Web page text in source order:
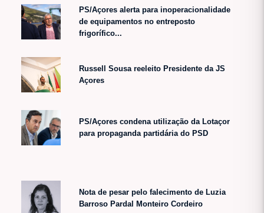
PS/Açores alerta para inoperacionalidade
de equipamentos no entreposto
frigorífico...
Russell Sousa reeleito Presidente da JS
Açores
PS/Açores condena utilização da Lotaçor
para propaganda partidária do PSD
Nota de pesar pelo falecimento de Luzia
Barroso Pardal Monteiro Cordeiro